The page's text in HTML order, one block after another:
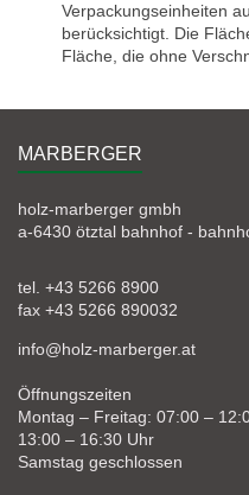
Verpackungseinheiten
berücksichtigt. Die
Fläche, die ohne
MARBERGER
holz-marberger gmbh
a-6430 ötztal bahnhof -
tel. +43 5266 8900
fax +43 5266 890032
info@holz-marberger.at
Öffnungszeiten
Montag – Freitag: 07:00 –
13:00 – 16:30 Uhr
Samstag geschlossen